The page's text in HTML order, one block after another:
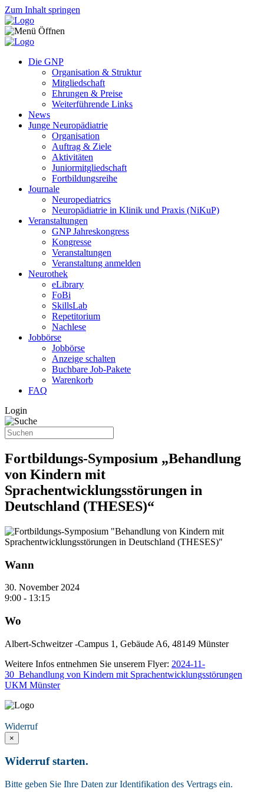
Zum Inhalt springen
Die GNP
Organisation & Struktur
Mitgliedschaft
Ehrungen & Preise
Weiterführende Links
News
Junge Neuropädiatrie
Organisation
Auftrag & Ziele
Aktivitäten
Juniormitgliedschaft
Fortbildungsreihe
Journale
Neuropediatrics
Neuropädiatrie in Klinik und Praxis (NiKuP)
Veranstaltungen
GNP Jahreskongress
Kongresse
Veranstaltungen
Veranstaltung anmelden
Neurothek
eLibrary
FoBi
SkillsLab
Repetitorium
Nachlese
Jobbörse
Jobbörse
Anzeige schalten
Buchbare Job-Pakete
Warenkorb
FAQ
Login
Fortbildungs-Symposium „Behandlung
von Kindern mit
Sprachentwicklungsstörungen in
Deutschland (THESES)“
Wann
30. November 2024
9:00 - 13:15
Wo
Albert-Schweitzer -Campus 1, Gebäude A6, 48149 Münster
Weitere Infos entnehmen Sie unserem Flyer: 2024-11-
30_Behandlung von Kindern mit Sprachentwicklungsstörungen
UKM Münster
Widerruf
×
Widerruf starten.
Bitte geben Sie Ihre Daten zur Identifikation des Vertrags ein.